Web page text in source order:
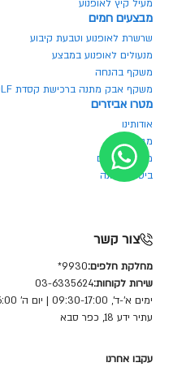
מעיל קיץ לאופנוע
מבצעים חמים
שרשרת לאופנוע וטבעת קיבוע
מנעולים לאופנוע במבצע
משקף בהנחה
משקף אבק מתנה ברכישת קסדת WOLF
מטרו אביזרים
אודותינו
מגזין מטרו
מחירון חלפים
ביטול הזמנה
צור קשר
מחלקת חלפים:9930*
שירות לקוחות:03-6335624
ימים א'-ד', 09:30-17:00 | יום ה' 9:30-16:00
עתיר ידע 18, כפר סבא
עקבו אחרנו